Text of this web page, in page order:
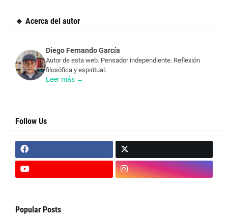
🔹 Acerca del autor
Diego Fernando García
Autor de esta web. Pensador independiente. Reflexión
filosófica y espiritual.
Leer más →
Follow Us
Popular Posts